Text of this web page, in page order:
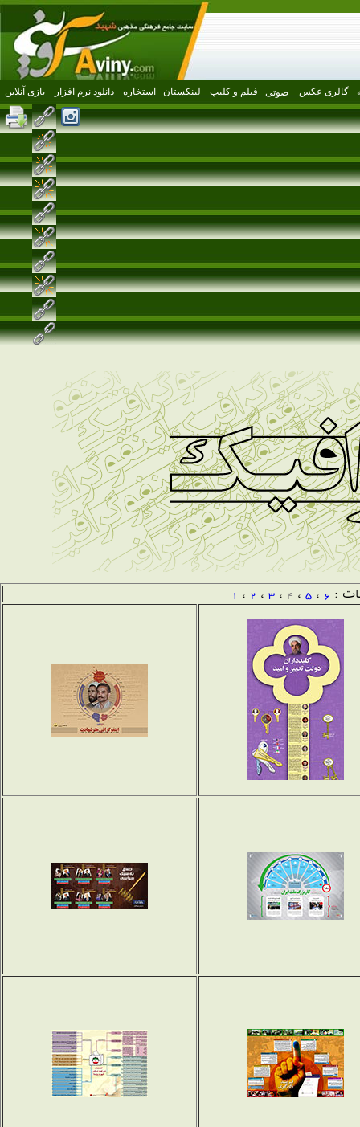
گالری عکس صوتی فیلم و کلیپ لینکستان استخاره دانلود نرم افزار بازی آنلاین
:
6 ،5 ، 4 ،3 ، 2 ، 1